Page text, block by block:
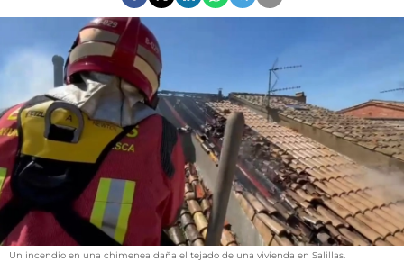
SOCIEDAD
OPINIÓN
GALERÍAS
VÍDEOS
CONTACTAR
FIESTAS EN EL ALTO ARAGÓN
FIESTAS DE SAN LORENZO
Un incendio en una chimenea daña el tejado de una vivienda en Salillas.